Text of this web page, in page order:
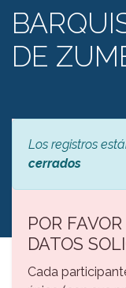
DE
Los registros
cerrados
POR
DATOS
Cada